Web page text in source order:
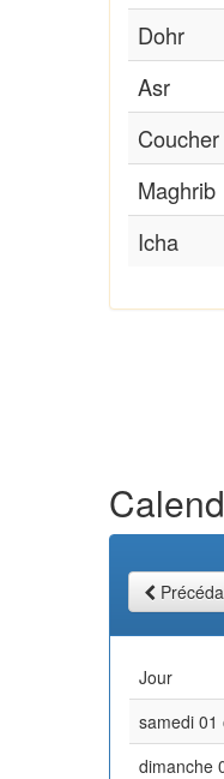
Dohr
Asr
Maghrib
Icha
Jour
samedi 01
dimanche